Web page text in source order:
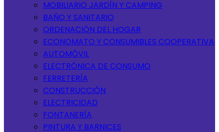
MOBILIARIO JARDÍN Y CAMPING
BAÑO Y SANITARIO
ORDENACIÓN DEL HOGAR
ECONOMATO Y CONSUMIBLES COOPERATIVA
AUTOMÓVIL
ELECTRÓNICA DE CONSUMO
FERRETERÍA
CONSTRUCCIÓN
ELECTRICIDAD
FONTANERÍA
PINTURA Y BARNICES